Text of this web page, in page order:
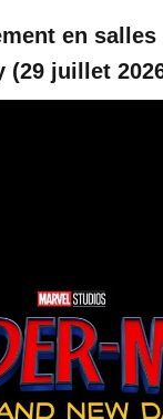
en salles
(29 juillet